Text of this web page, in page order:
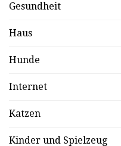
Gesundheit
Haus
Hunde
Internet
Katzen
Kinder und Spielzeug